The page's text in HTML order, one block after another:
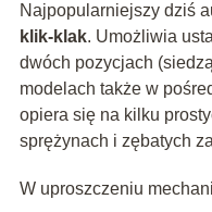
Najpopularniejszy dziś
klik-klak. Umożliwia
dwóch pozycjach
modelach także w
opiera się na kilku
sprężynach i zębatych
W uproszczeniu